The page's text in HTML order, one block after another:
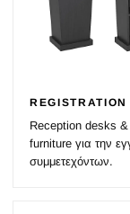
Reception desks
furniture για την
συμμετεχόντων.